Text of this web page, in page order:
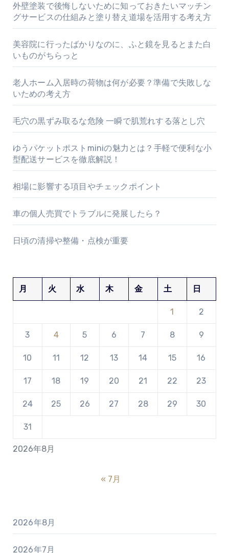
外壁塗装で後悔しないために知っておきたいマッチン
グサービスの仕組みと塗り替え道場を活用する考え方
美容院に行ったばかりなのに、ふと鏡を見るとまた白
いものがちらっと
老人ホーム入居時の荷物は何が必要？準備で失敗しな
いための考え方
毛穴の黒ずみ取るな危険 一瞬で肌荒れする落とし穴
ゆうパケットポストminiの魅力とは？手軽で便利な小
型配送サービスを徹底解説！
相場に影響する項目やチェックポイント
車の個人売買でトラブルに発展したら？
日頃の清掃や整備・点検が重要
2026年8月
月 火 水 木 金 土 日
1 2
3 4 5 6 7 8 9
10 11 12 13 14 15 16
17 18 19 20 21 22 23
24 25 26 27 28 29 30
31
« 7月
2026年8月
2026年7月